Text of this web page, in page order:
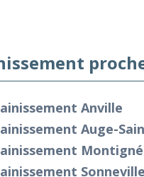
Anville
Auge-
Montigné
Sonneville